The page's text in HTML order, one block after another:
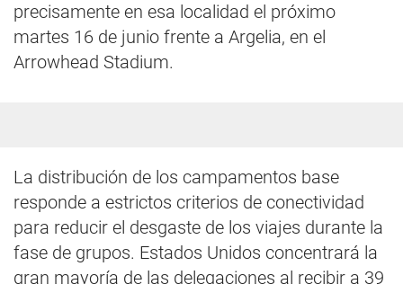
precisamente en esa localidad el próximo
martes 16 de junio frente a Argelia, en el
Arrowhead Stadium.
La distribución de los campamentos base
responde a estrictos criterios de conectividad
para reducir el desgaste de los viajes durante la
fase de grupos. Estados Unidos concentrará la
gran mayoría de las delegaciones al recibir a 39